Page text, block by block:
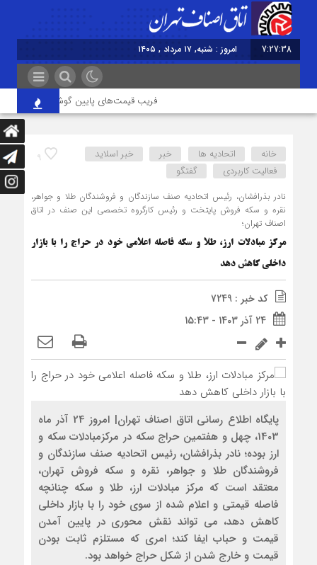
7:27:39 امروز : شنبه, ۱۷ مرداد , ۱۴۰۵
فریب قیمت‌های پایین گوشی را نخورید/
9 خانه اتحادیه ها خبر
خبر اسلايد
فعالیت کاربردی
گفتگو
نادر بذرافشان، رئیس اتحادیه صنف سازندگان و فروشندگان طلا و جواهر،
نقره و سکه فروش پایتخت و رئیس کارگروه تخصصی این صنف در اتاق
اصناف تهران؛
مرکز مبادلات ارز، طلا و سکه فاصله اعلامی خود در حراج را با بازار
داخلی کاهش دهد
کد خبر : 7249
24 آذر 1403 - 15:43
پایگاه اطلاع رسانی اتاق اصناف تهران| امروز 24 آذر ماه
1403، چهل و هفتمین حراج سکه در مرکزمبادلات سکه و
ارز بوده؛ نادر بذرافشان، رئیس اتحادیه صنف سازندگان و
فروشندگان طلا و جواهر، نقره و سکه فروش تهران،
معتقد است که مرکز مبادلات ارز، طلا و سکه چنانچه
فاصله قیمتی و اعلام شده از سوی خود را با بازار داخلی
کاهش دهد، می تواند نقش محوری در پایین آمدن
قیمت و حباب ایفا کند؛ امری که مستلزم ثابت بودن
قیمت و خارج شدن از شکل حراج خواهد بود.